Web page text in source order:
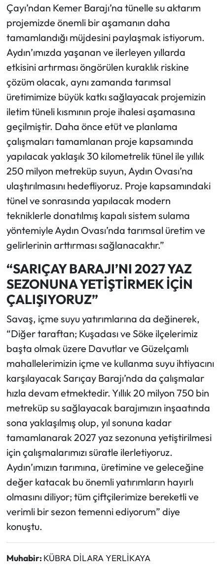
Çayı’ndan Kemer Barajı’na tünelle su aktarım
projemizde önemli bir aşamanın daha
tamamlandığı müjdesini paylaşmak istiyorum.
Aydın’ımızda yaşanan ve ilerleyen yıllarda
etkisini artırması öngörülen kuraklık riskine
çözüm olacak, aynı zamanda tarımsal
üretimimize büyük katkı sağlayacak projemizin
iletim tüneli kısmının proje ihalesi aşamasına
geçilmiştir. Daha önce etüt ve planlama
çalışmaları tamamlanan proje kapsamında
yapılacak yaklaşık 30 kilometrelik tünel ile yıllık
250 milyon metreküp suyun, Aydın Ovası’na
ulaştırılmasını hedefliyoruz. Proje kapsamındaki
tünel ve sonrasında yapılacak modern
tekniklerle donatılmış kapalı sistem sulama
yöntemiyle Aydın Ovası’nda tarımsal üretim ve
gelirlerinin arttırması sağlanacaktır.”
“SARIÇAY BARAJI’NI 2027 YAZ
SEZONUNA YETİŞTİRMEK İÇİN
ÇALIŞIYORUZ”
Savaş, içme suyu yatırımlarına da değinerek,
“Diğer taraftan; Kuşadası ve Söke ilçelerimiz
başta olmak üzere Davutlar ve Güzelçamlı
mahallelerimizin içme ve kullanma suyu ihtiyacını
karşılayacak Sarıçay Barajı’nda da çalışmalar
hızla devam etmektedir. Yıllık 20 milyon 750 bin
metreküp su sağlayacak barajımızın inşaatında
sona yaklaşılmış olup, yıl sonuna kadar
tamamlanarak 2027 yaz sezonuna yetiştirilmesi
için çalışmalarımızı süratle ilerletiyoruz.
Aydın’ımızın tarımına, üretimine ve geleceğine
değer katacak bu önemli yatırımların hayırlı
olmasını diliyor; tüm çiftçilerimize bereketli ve
verimli bir sezon temenni ediyorum” diye
konuştu.
Muhabir: KÜBRA DİLARA YERLİKAYA